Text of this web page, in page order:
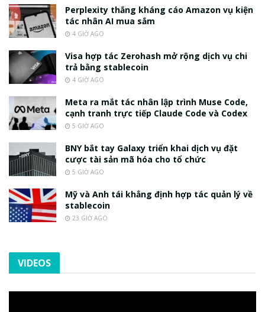
Perplexity thắng kháng cáo Amazon vụ kiện
tác nhân AI mua sắm
4 GIỜ AGO
Visa hợp tác Zerohash mở rộng dịch vụ chi
trả bằng stablecoin
4 GIỜ AGO
Meta ra mắt tác nhân lập trình Muse Code,
cạnh tranh trực tiếp Claude Code và Codex
5 GIỜ AGO
BNY bắt tay Galaxy triển khai dịch vụ đặt
cược tài sản mã hóa cho tổ chức
5 GIỜ AGO
Mỹ và Anh tái khẳng định hợp tác quản lý về
stablecoin
23 GIỜ AGO
VIDEOS